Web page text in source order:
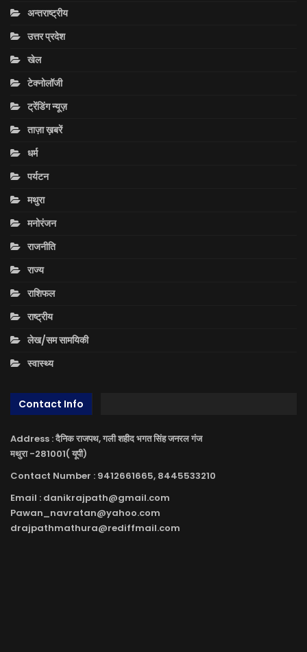
अन्तराष्ट्रीय
उत्तर प्रदेश
खेल
टेक्नोलॉजी
ट्रेंडिंग न्यूज़
ताज़ा ख़बरें
धर्म
पर्यटन
मथुरा
मनोरंजन
राजनीति
राज्य
राशिफल
राष्ट्रीय
लेख/सम सामयिकी
स्वास्थ्य
Contact Info
Address : दैनिक राजपथ, गली शहीद भगत सिंह जनरल गंज
मथुरा -281001( यूपी)
Contact Number : 9412661665, 8445533210
Email : danikrajpath@gmail.com
Pawan_navratan@yahoo.com
drajpathmathura@rediffmail.com